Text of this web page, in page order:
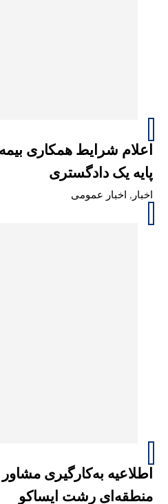
اعلام شرایط همکاری بیمه
پایه یک دادگستری
اخبار , اخبار عمومی
اطلاعیه به‌کارگیری
منطقه‌ای رشت ایساکو